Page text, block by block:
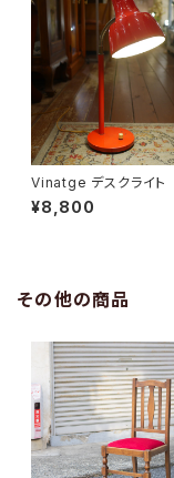
Vinatge デスクライト
¥8,800
その他の商品